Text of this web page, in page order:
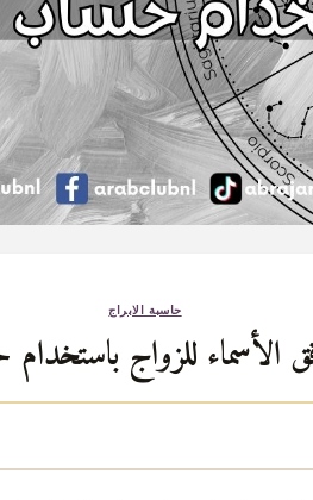
حاسبة الابراج
الأسماء للزواج